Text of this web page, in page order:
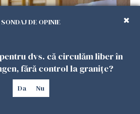
parțiale BEC. Câți
SONDAJ DE OPINIE
dvs. că circulăm liber în
fără control la granițe?
Da Nu